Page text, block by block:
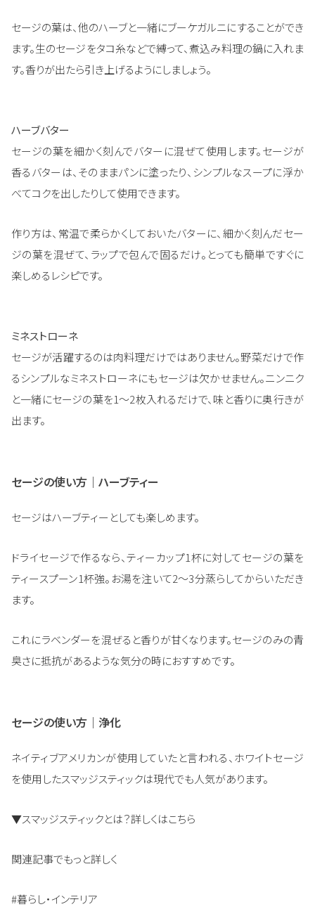
セージの葉は、他のハーブと一緒にブーケガルニにすることができ
ます。生のセージをタコ糸などで縛って、煮込み料理の鍋に入れま
す。香りが出たら引き上げるようにしましょう。
ハーブバター
セージの葉を細かく刻んでバターに混ぜて使用します。セージが
香るバターは、そのままパンに塗ったり、シンプルなスープに浮か
べてコクを出したりして使用できます。
作り方は、常温で柔らかくしておいたバターに、細かく刻んだセー
ジの葉を混ぜて、ラップで包んで固るだけ。とっても簡単ですぐに
楽しめるレシピです。
ミネストローネ
セージが活躍するのは肉料理だけではありません。野菜だけで作
るシンプルなミネストローネにもセージは欠かせません。ニンニク
と一緒にセージの葉を1～2枚入れるだけで、味と香りに奥行きが
出ます。
セージの使い方｜ハーブティー
セージはハーブティーとしても楽しめます。
ドライセージで作るなら、ティーカップ1杯に対してセージの葉を
ティースプーン1杯強。お湯を注いて2～3分蒸らしてからいただき
ます。
これにラベンダーを混ぜると香りが甘くなります。セージのみの青
臭さに抵抗があるような気分の時におすすめです。
セージの使い方｜浄化
ネイティブアメリカンが使用していたと言われる、ホワイトセージ
を使用したスマッジスティックは現代でも人気があります。
▼スマッジスティックとは？詳しくはこちら
関連記事でもっと詳しく
#暮らし・インテリア